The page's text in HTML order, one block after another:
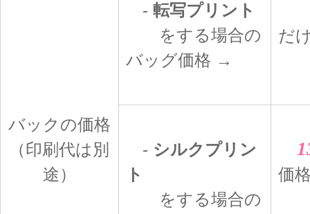
バックの価格
（印刷代は別
途）
- 転写プリント
をする場合の
バッグ価格 →
だ
- シルクプリン
ト
をする場合の
価